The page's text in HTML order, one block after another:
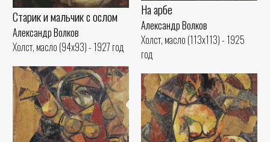
На арбе
Александр Волков
Холст, масло (113x113) - 1925
год
Старик и мальчик с ослом
Александр Волков
Холст, масло (94x93) - 1927 год